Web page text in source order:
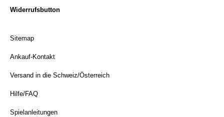
Widerrufsbutton
Sitemap
Ankauf-Kontakt
Versand in die Schweiz/Österreich
Hilfe/FAQ
Spielanleitungen